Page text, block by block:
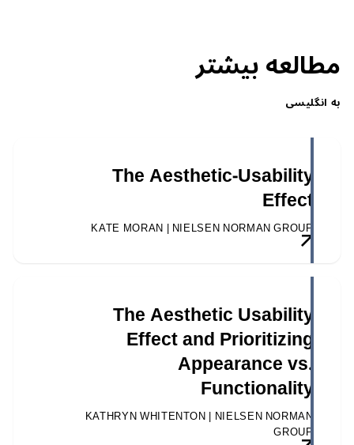
مطالعه بیشتر
به انگلیسی
The Aesthetic-Usability
Effect
KATE MORAN | NIELSEN NORMAN GROUP
The Aesthetic Usability
Effect and Prioritizing
Appearance vs.
Functionality
KATHRYN WHITENTON | NIELSEN NORMAN
GROUP